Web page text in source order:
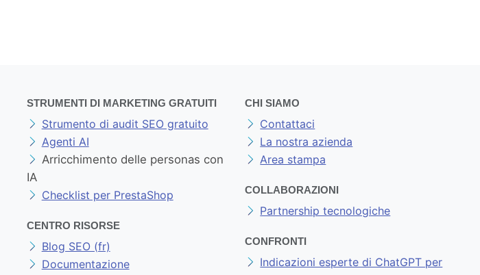
STRUMENTI DI MARKETING GRATUITI
Strumento di audit SEO gratuito
Agenti AI
Arricchimento delle personas con
IA
Checklist per PrestaShop
CENTRO RISORSE
Blog SEO (fr)
Documentazione
CHI SIAMO
Contattaci
La nostra azienda
Area stampa
COLLABORAZIONI
Partnership tecnologiche
CONFRONTI
Indicazioni esperte di ChatGPT per